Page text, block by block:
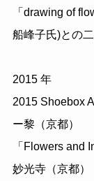
「drawing of
船峰子氏)との
2015 年
2015 Shoebox
ー黎（京都）
「Flowers and
妙光寺（京都）